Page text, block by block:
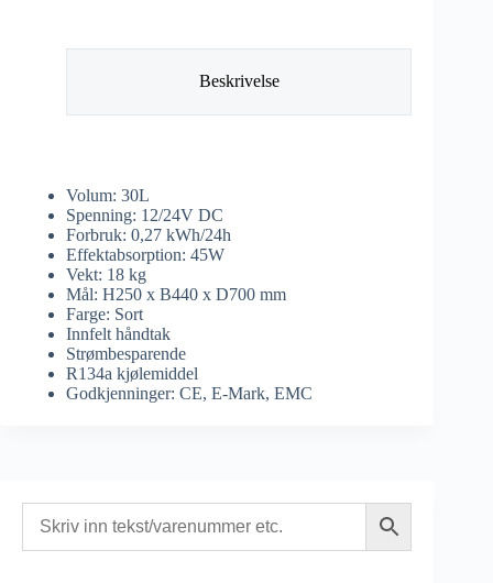
Beskrivelse
Volum: 30L
Spenning: 12/24V DC
Forbruk: 0,27 kWh/24h
Effektabsorption: 45W
Vekt: 18 kg
Mål: H250 x B440 x D700 mm
Farge: Sort
Innfelt håndtak
Strømbesparende
R134a kjølemiddel
Godkjenninger: CE, E-Mark, EMC